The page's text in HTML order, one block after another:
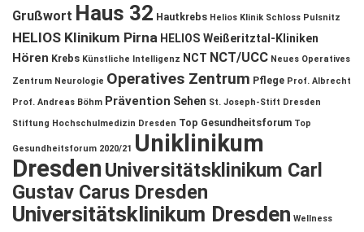
Grußwort Haus 32 Hautkrebs Helios Klinik Schloss Pulsnitz
HELIOS Klinikum Pirna HELIOS Weißeritztal-Kliniken
Hören Krebs Künstliche Intelligenz NCT NCT/UCC Neues Operatives
Zentrum Neurologie Operatives Zentrum Pflege Prof. Albrecht
Prof. Andreas Böhm Prävention Sehen St. Joseph-Stift Dresden
Stiftung Hochschulmedizin Dresden Top Gesundheitsforum Top
Gesundheitsforum 2020/21 Uniklinikum
DresdenUniversitätsklinikum Carl
Gustav Carus Dresden
Universitätsklinikum Dresden Wellness